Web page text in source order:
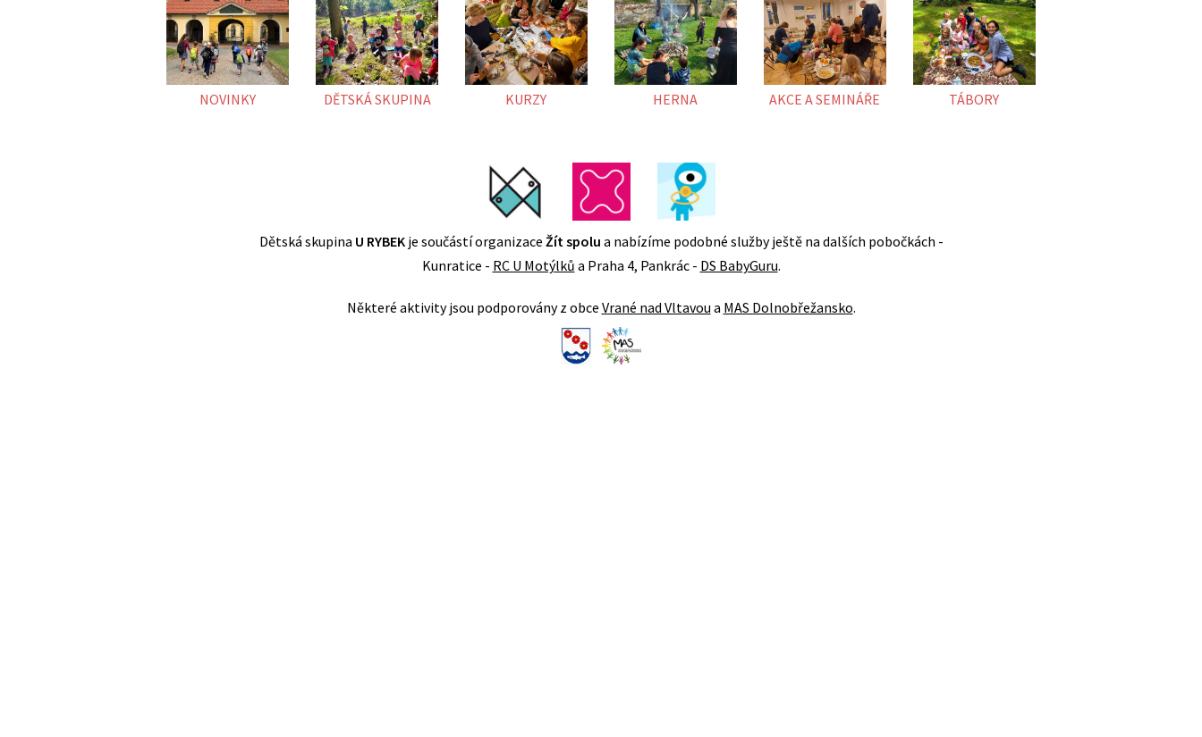
NOVINKY DĚTSKÁ SKUPINA KURZY HERNA AKCE A SEMINÁŘE TÁBORY
Dětská skupina U RYBEKje součástí organizace Žít spolu a nabízíme podobné služby ještě na dalších pobočkách -
Kunratice - RC U Motýlků a Praha 4, Pankrác - DS BabyGuru.
Některé aktivity jsou podporovány z obce Vrané nad Vltavou a MAS Dolnobřežansko.